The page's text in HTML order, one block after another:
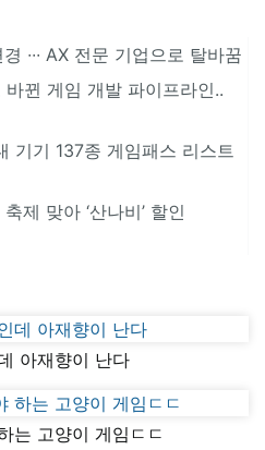
∙∙∙ AX 전문 기업으로 탈바꿈
뀐 게임 개발 파이프라인..
기기 137종 게임패스 리스트
제 맞아 ‘산나비’ 할인
아재향이 난다
는 고양이 게임ㄷㄷ